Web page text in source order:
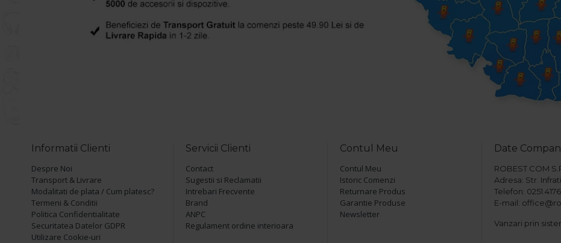
Informatii Clienti
Despre Noi
Transport & Livrare
Modalitati de plata / Cum platesc?
Termeni & Conditii
Politica Confidentialitate
Securitatea Datelor GDPR
Utilizare Cookie-uri
Servicii Clienti
Contact
Sugestii si Reclamatii
Intrebari Frecvente
Brand
ANPC
Regulament ordine interioara
Contul Meu
Contul Meu
Istoric Comenzi
Returnare Produs
Garantie Produse
Newsletter
Date
ROBEST COM
Adresa: Str.
Telefon:
E-mail:
Vanzari prin